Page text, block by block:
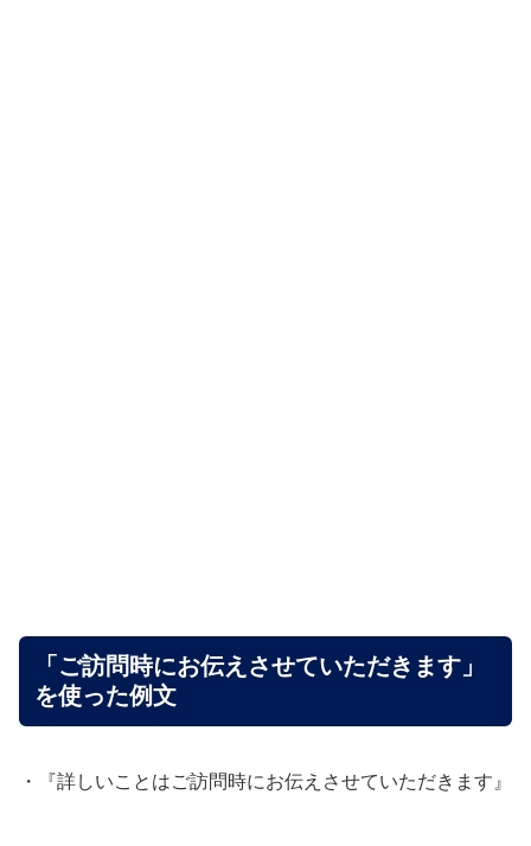
「ご訪問時にお伝えさせていただきます」
を使った例文
・『詳しいことはご訪問時にお伝えさせていただきます』